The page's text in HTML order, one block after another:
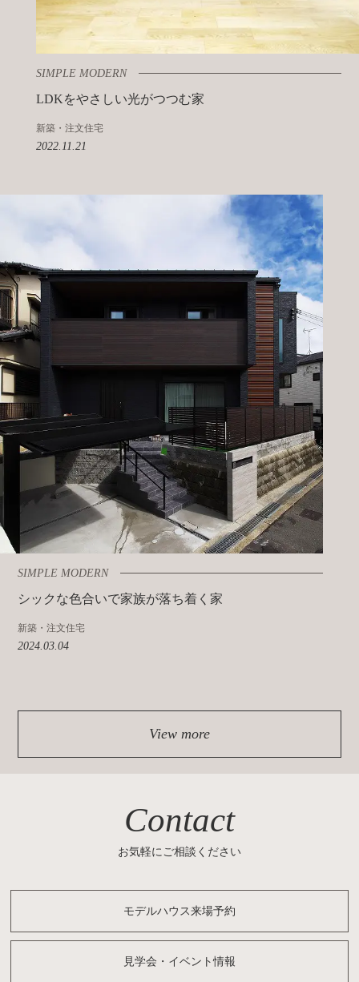
SIMPLE MODERN
LDKをやさしい光がつつむ家
新築・注文住宅
2022.11.21
SIMPLE MODERN
シックな色合いで家族が落ち着く家
新築・注文住宅
2024.03.04
View more
Contact
お気軽にご相談ください
モデルハウス来場予約
見学会・イベント情報